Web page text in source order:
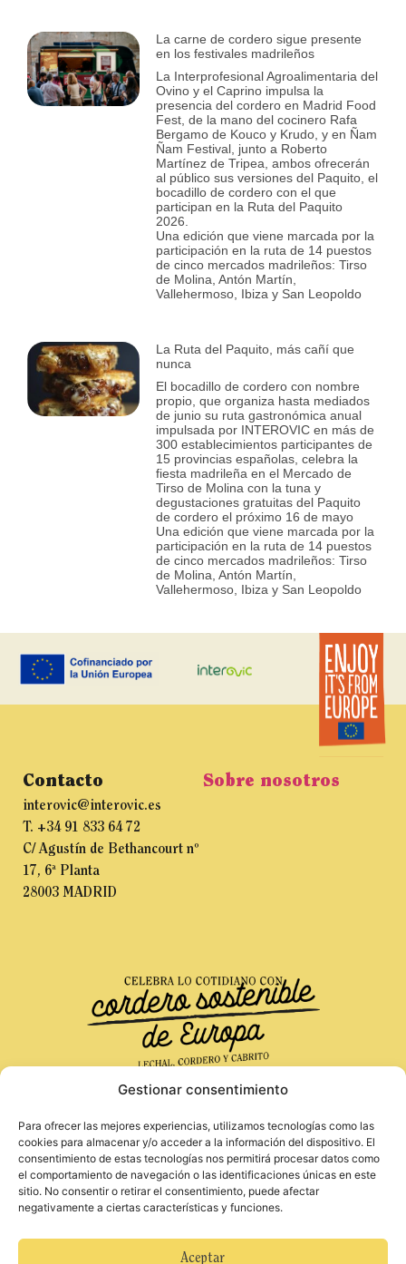
Gestionar consentimiento
Para ofrecer las mejores experiencias, utilizamos tecnologías como las
cookies para almacenar y/o acceder a la información del dispositivo. El
consentimiento de estas tecnologías nos permitirá procesar datos como
el comportamiento de navegación o las identificaciones únicas en este
sitio. No consentir o retirar el consentimiento, puede afectar
negativamente a ciertas características y funciones.
Aceptar
La carne de cordero sigue presente
en los festivales madrileños
La Interprofesional Agroalimentaria del
Ovino y el Caprino impulsa la
presencia del cordero en Madrid Food
Fest, de la mano del cocinero Rafa
Bergamo de Kouco y Krudo, y en Ñam
Ñam Festival, junto a Roberto
Martínez de Tripea, ambos ofrecerán
al público sus versiones del Paquito, el
bocadillo de cordero con el que
participan en la Ruta del Paquito
2026.
Una edición que viene marcada por la
participación en la ruta de 14 puestos
de cinco mercados madrileños: Tirso
de Molina, Antón Martín,
Vallehermoso, Ibiza y San Leopoldo
La Ruta del Paquito, más cañí que
nunca
El bocadillo de cordero con nombre
propio, que organiza hasta mediados
de junio su ruta gastronómica anual
impulsada por INTEROVIC en más de
300 establecimientos participantes de
15 provincias españolas, celebra la
fiesta madrileña en el Mercado de
Tirso de Molina con la tuna y
degustaciones gratuitas del Paquito
de cordero el próximo 16 de mayo
Una edición que viene marcada por la
participación en la ruta de 14 puestos
de cinco mercados madrileños: Tirso
de Molina, Antón Martín,
Vallehermoso, Ibiza y San Leopoldo
Contacto
interovic@interovic.es
T. +34 91 833 64 72
C/ Agustín de Bethancourt nº
17, 6ª Planta
28003 MADRID
Sobre nosotros
Financiado por la Unión Europea. Las opiniones
y puntos de vista expresados solo comprometen a
su(s) autor(es) y no reflejan necesariamente los
de la Unión Europea o de la Agencia Ejecutiva
Europea de Investigación (REA). Ni la Unión
considerados responsables de ellos.
Para obtener más información sobre hábitos
Aviso Legal
Política de Privacidad
Política de Cookies